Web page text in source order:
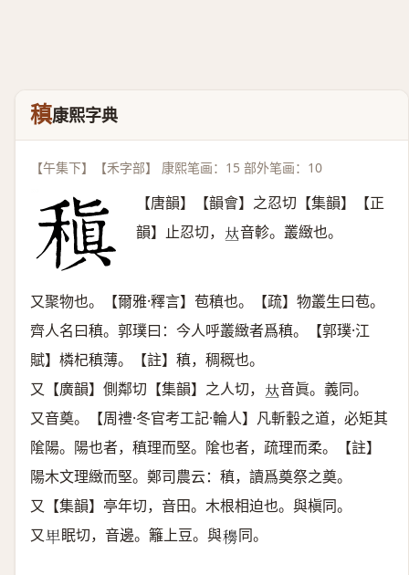
稹康熙字典
【午集下】【禾字部】 康熙笔画：15 部外笔画：10
【唐韻】【韻會】之忍切【集韻】【正
韻】止忍切， 𠀤音軫。叢緻也。
又聚物也。【爾雅·釋言】苞稹也。【疏】物叢生曰苞。
齊人名曰稹。郭璞曰：今人呼叢緻者爲稹。【郭璞·江
賦】橉杞稹薄。【註】稹，稠穊也。
又【廣韻】側鄰切【集韻】之人切， 𠀤音眞。義同。
又音奠。【周禮·冬官考工記·輪人】凡斬轂之道，必矩其
隂陽。陽也者，稹理而堅。隂也者，疏理而柔。【註】
陽木文理緻而堅。鄭司農云：稹，讀爲奠祭之奠。
又【集韻】亭年切，音田。木根相迫也。與槇同。
又𤰞 眠切，音邊。籬上豆。與𥣰 同。